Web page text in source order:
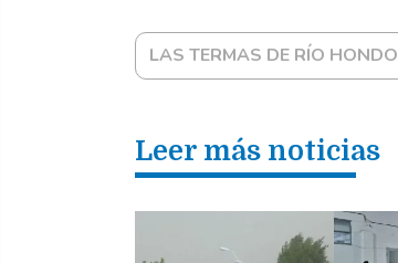
LAS TERMAS DE RÍO HONDO
Leer más noticias